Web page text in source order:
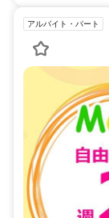
アルバイト・パート